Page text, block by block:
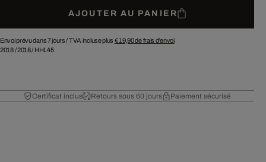
AJOUTER AU PANIER
Envoi prévu dans 7 jours /TVA incluse plus € 19,90de frais d'envoi
2018/2018/ HHL45
Certificat inclus Retours sous 60 jours Paiement sécurisé